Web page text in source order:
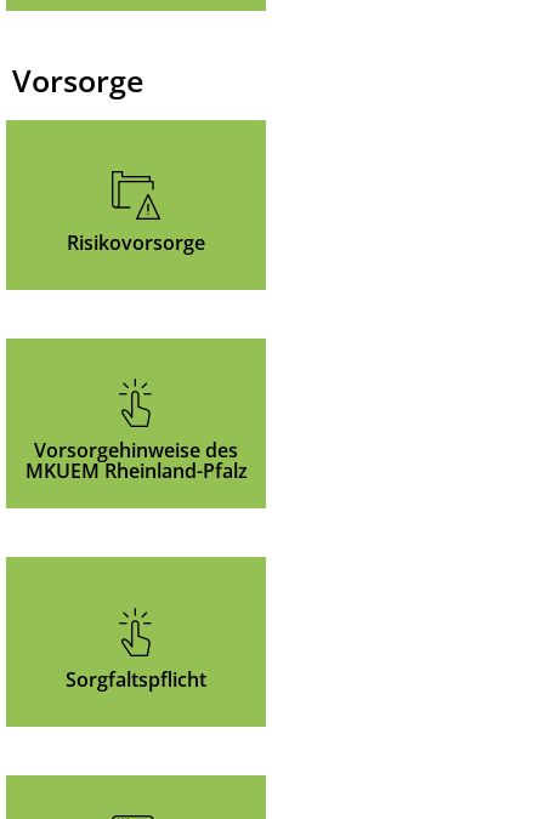
Vorsorge
Risikovorsorge
Vorsorgehinweise des
MKUEM Rheinland-Pfalz
Sorgfaltspflicht